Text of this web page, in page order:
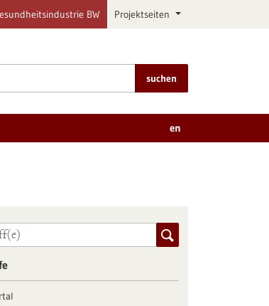
BW Projektseiten
suchen
en